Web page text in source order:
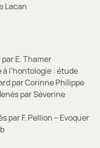
Lacan
E. Thamer
l’hontologie : étude
par Corinne Philippe
par Séverine
par F. Pellion – Evoquer